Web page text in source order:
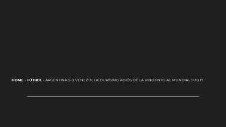
HOME- FÚTBOL- ARGENTINA 5-0 VENEZUELA: DURÍSIMO ADIÓS DE LA VINOTINTO AL MUNDIAL SUB 17